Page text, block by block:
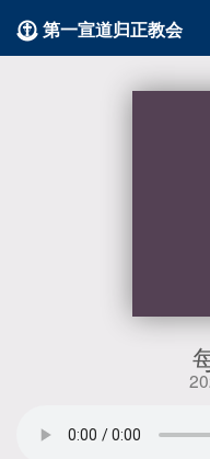
第一宣道归正教会